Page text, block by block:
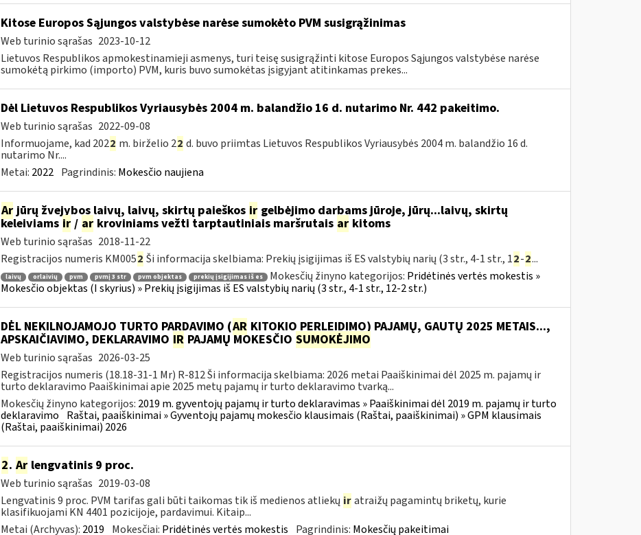
Kitose Europos Sąjungos valstybėse narėse sumokėto PVM susigrąžinimas
Web turinio sąrašas 2023-10-12
Lietuvos Respublikos apmokestinamieji asmenys, turi teisę susigrąžinti kitose Europos Sąjungos valstybėse narėse
sumokėtą pirkimo (importo) PVM, kuris buvo sumokėtas įsigyjant atitinkamas prekes...
Dėl Lietuvos Respublikos Vyriausybės 2004 m. balandžio 16 d. nutarimo Nr. 442 pakeitimo.
Web turinio sąrašas 2022-09-08
Informuojame, kad 2022 m. birželio 22 d. buvo priimtas Lietuvos Respublikos Vyriausybės 2004 m. balandžio 16 d.
nutarimo Nr....
Metai: 2022 Pagrindinis: Mokesčio naujiena
Arjūrų žvejybos laivų, laivų, skirtų paieškos irgelbėjimo darbams jūroje, jūrų...laivų, skirtų
keleiviams ir/ arkroviniams vežti tarptautiniais maršrutais arkitoms
Web turinio sąrašas 2018-11-22
Registracijos numeris KM0052 Ši informacija skelbiama: Prekių įsigijimas iš ES valstybių narių (3 str., 4-1 str., 12-2...
laivų orlaivių pvm pvmį 3 str pvm objektas prekių įsigijimas iš es Mokesčių žinyno kategorijos: Pridėtinės vertės mokestis »
Mokesčio objektas (I skyrius) » Prekių įsigijimas iš ES valstybių narių (3 str., 4-1 str., 12-2 str.)
DĖL NEKILNOJAMOJO TURTO PARDAVIMO (AR KITOKIO PERLEIDIMO) PAJAMŲ, GAUTŲ 2025 METAIS...,
APSKAIČIAVIMO, DEKLARAVIMO IR PAJAMŲ MOKESČIO SUMOKĖJIMO
Web turinio sąrašas 2026-03-25
Registracijos numeris (18.18-31-1 Mr) R-812 Ši informacija skelbiama: 2026 metai Paaiškinimai dėl 2025 m. pajamų ir
turto deklaravimo Paaiškinimai apie 2025 metų pajamų ir turto deklaravimo tvarką...
Mokesčių žinyno kategorijos: 2019 m. gyventojų pajamų ir turto deklaravimas » Paaiškinimai dėl 2019 m. pajamų ir turto
deklaravimo Raštai, paaiškinimai » Gyventojų pajamų mokesčio klausimais (Raštai, paaiškinimai) » GPM klausimais
(Raštai, paaiškinimai) 2026
2. Arlengvatinis 9 proc.
Web turinio sąrašas 2019-03-08
Lengvatinis 9 proc. PVM tarifas gali būti taikomas tik iš medienos atliekų ir atraižų pagamintų briketų, kurie
klasifikuojami KN 4401 pozicijoje, pardavimui. Kitaip...
Metai (Archyvas): 2019 Mokesčiai: Pridėtinės vertės mokestis Pagrindinis: Mokesčių pakeitimai